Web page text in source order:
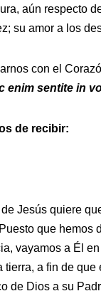
aún respecto
su amor a los
con el
enim sentite in
de recibir:
Jesús quiere
que hemos
vayamos a Él
tierra, a fin de
de Dios a su